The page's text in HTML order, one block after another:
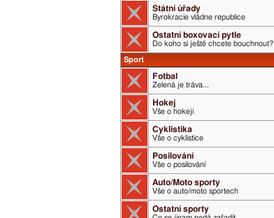
Státní úřady
Byrokracie vládne republice
Ostatní boxovací pytle
Do koho si ještě chcete bouchnout?
Sport
Fotbal
Zelená je tráva...
Hokej
Vše o hokeji
Cyklistika
Vše o cyklistice
Posilování
Vše o posilování
Auto/Moto sporty
Vše o auto/moto sportech
Ostatní sporty